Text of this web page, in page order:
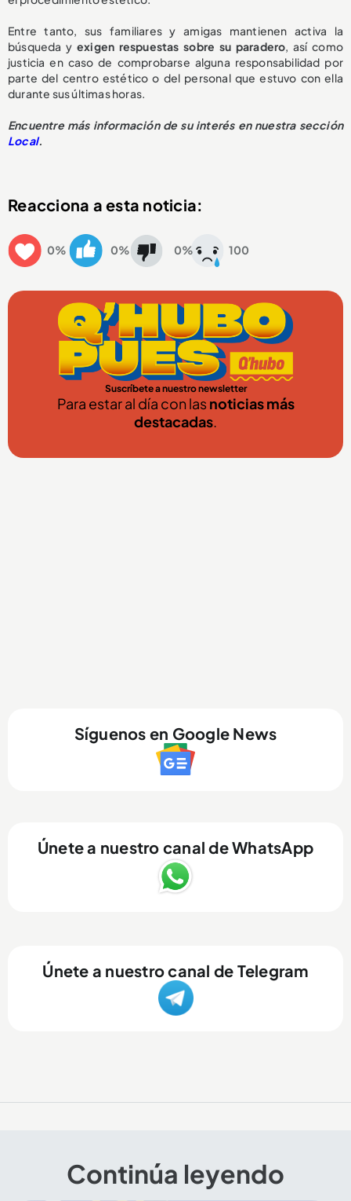
Entre tanto, sus familiares y amigas mantienen activa la
búsqueda y exigen respuestas sobre su paradero, así como
justicia en caso de comprobarse alguna responsabilidad por
parte del centro estético o del personal que estuvo con ella
durante sus últimas horas.
Encuentre más información de su interés en nuestra sección
Local.
Reacciona a esta noticia:
0% 0% 0% 100
Suscríbete a nuestro newsletter
Para estar al día con lasnoticias más
destacadas.
Síguenos en Google News
Únete a nuestro canal de WhatsApp
Únete a nuestro canal de Telegram
Continúa leyendo